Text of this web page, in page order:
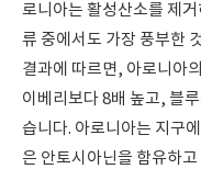
로니아는 활성산소를 제
류 중에서도 가장 풍부한
결과에 따르면, 아로니아
이베리보다 8배 높고, 블
습니다. 아로니아는 지구
은 안토시아닌을 함유하